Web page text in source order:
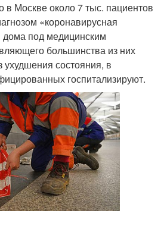
в Москве около 7 тыс. пациентов
«коронавирусная
под медицинским
большинства из них
ухудшения состояния, в
госпитализируют.